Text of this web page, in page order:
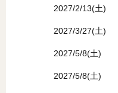
2027/2/13(土)
2027/3/27(土)
2027/5/8(土)
2027/5/8(土)